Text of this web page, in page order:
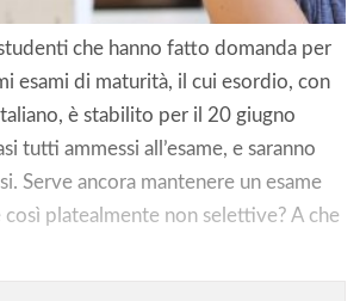
che hanno fatto domanda per
esami di maturità, il cui esordio, con
è stabilito per il 20 giugno
tutti ammessi all’esame, e saranno
Serve ancora mantenere un esame
platealmente non selettive? A che